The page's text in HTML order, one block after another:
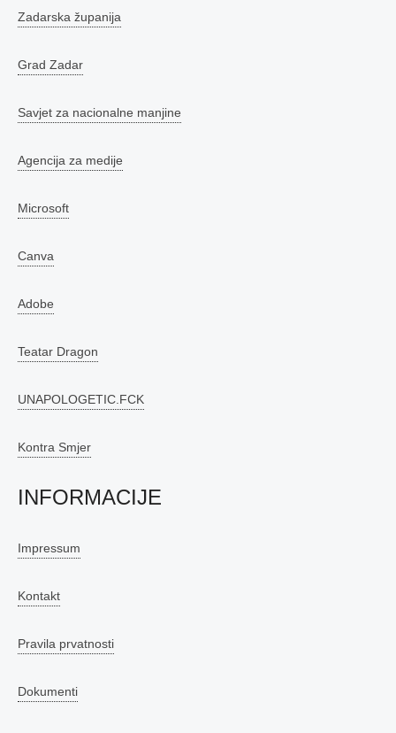
Zadarska županija
Grad Zadar
Savjet za nacionalne manjine
Agencija za medije
Microsoft
Canva
Adobe
Teatar Dragon
UNAPOLOGETIC.FCK
Kontra Smjer
INFORMACIJE
Impressum
Kontakt
Pravila prvatnosti
Dokumenti